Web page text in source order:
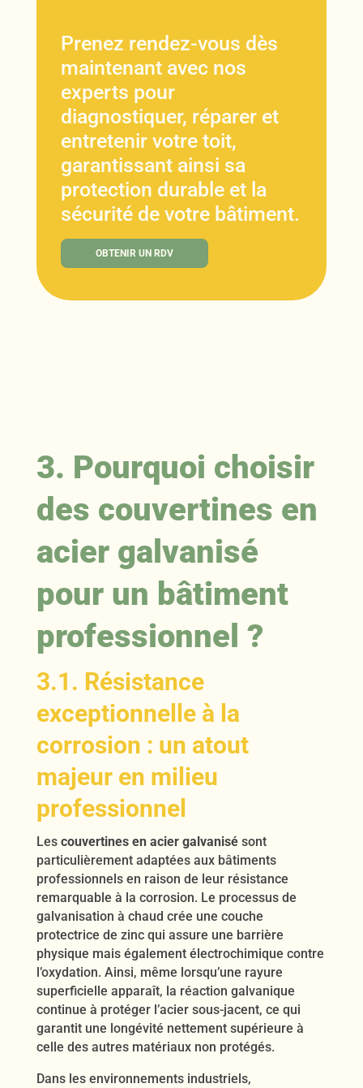
Prenez rendez-vous dès
maintenant avec nos
experts pour
diagnostiquer, réparer et
entretenir votre toit,
garantissant ainsi sa
protection durable et la
sécurité de votre bâtiment.
OBTENIR UN RDV
3. Pourquoi choisir
des couvertines en
acier galvanisé
pour un bâtiment
professionnel ?
3.1. Résistance
exceptionnelle à la
corrosion : un atout
majeur en milieu
professionnel
Les couvertines en acier galvanisésont
particulièrement adaptées aux bâtiments
professionnels en raison de leur résistance
remarquable à la corrosion. Le processus de
galvanisation à chaud crée une couche
protectrice de zinc qui assure une barrière
physique mais également électrochimique contre
l’oxydation. Ainsi, même lorsqu’une rayure
superficielle apparaît, la réaction galvanique
continue à protéger l’acier sous-jacent, ce qui
garantit une longévité nettement supérieure à
celle des autres matériaux non protégés.
Dans les environnements industriels,